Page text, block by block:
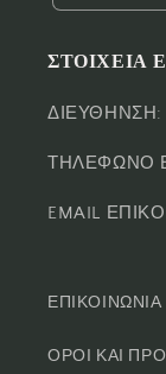
ΣΤΟΙΧΕΙΑ
ΔΙΕΥΘΗΝΣΗ:
ΤΗΛΕΦΩΝΟ
EMAIL
ΕΠΙΚΟΙΝΩΝΙΑ
ΟΡΟΙ ΚΑΙ